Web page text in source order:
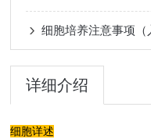
细胞培养注意事项（
详细介绍
细胞详述